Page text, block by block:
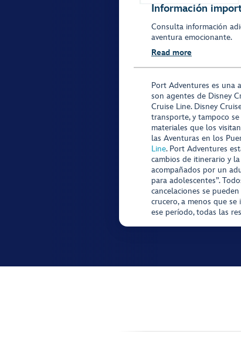
Información
Consulta información
aventura emocionante.
Read more
Port Adventures es una
son agentes de Disney
Cruise Line. Disney
transporte, y tampoco
materiales que los
las Aventuras en los
Line. Port Adventures
cambios de itinerario y
acompañados por un
para adolescentes”.
cancelaciones se
crucero, a menos que
ese período, todas las